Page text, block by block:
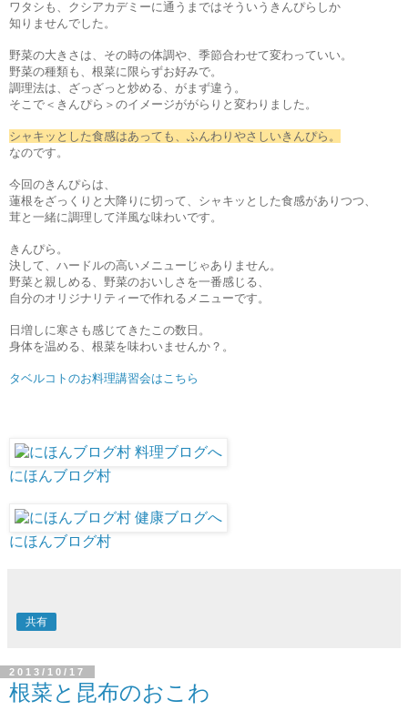
ワタシも、クシアカデミーに通うまではそういうきんぴらしか
知りませんでした。
野菜の大きさは、その時の体調や、季節合わせて変わっていい。
野菜の種類も、根菜に限らずお好みで。
調理法は、ざっざっと炒める、がまず違う。
そこで＜きんぴら＞のイメージががらりと変わりました。
シャキッとした食感はあっても、ふんわりやさしいきんぴら。
なのです。
今回のきんぴらは、
蓮根をざっくりと大降りに切って、シャキッとした食感がありつつ、
茸と一緒に調理して洋風な味わいです。
きんぴら。
決して、ハードルの高いメニューじゃありません。
野菜と親しめる、野菜のおいしさを一番感じる、
自分のオリジナリティーで作れるメニューです。
日増しに寒さも感じてきたこの数日。
身体を温める、根菜を味わいませんか？。
タベルコトのお料理講習会はこちら
にほんブログ村
にほんブログ村
共有
2013/10/17
根菜と昆布のおこわ